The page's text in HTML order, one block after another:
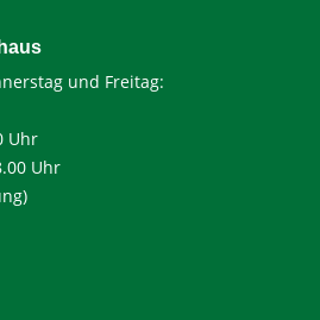
und Freitag:
Uhr
Uhr